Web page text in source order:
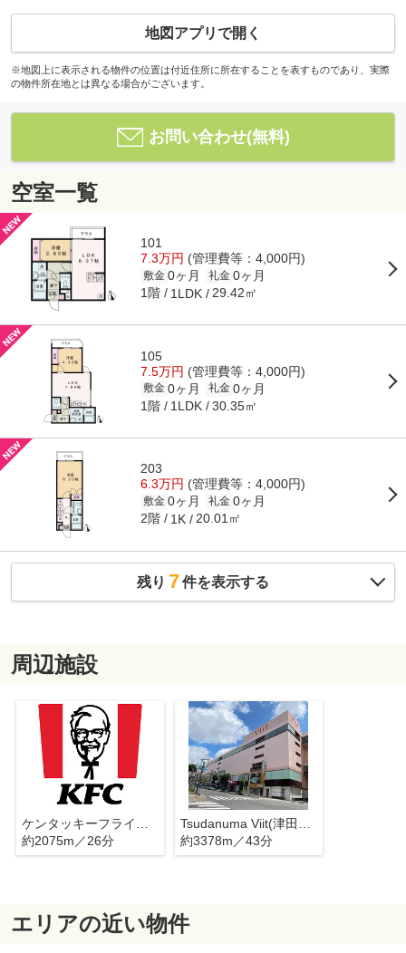
地図アプリで開く
※地図上に表示される物件の位置は付近住所に所在することを表すものであり、実際
の物件所在地とは異なる場合がございます。
お問い合わせ(無料)
空室一覧
101
7.3万円 (管理費等：4,000円)
敷金 0ヶ月 礼金 0ヶ月
1階 1LDK 29.42㎡
105
7.5万円 (管理費等：4,000円)
敷金 0ヶ月 礼金 0ヶ月
1階 1LDK 30.35㎡
203
6.3万円 (管理費等：4,000円)
敷金 0ヶ月 礼金 0ヶ月
2階 1K 20.01㎡
残り 7件を表示する
周辺施設
約2075m／26分
約3378m／43分
エリアの近い物件